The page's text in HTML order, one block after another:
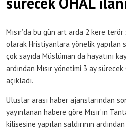
Mısır’da bu gün art arda 2 kere
olarak Hristiyanlara yönelik yapılan
çok sayıda Müslüman da hayatını
ardından Mısır yönetimi 3 ay
açıkladı.
Uluslar arası haber ajanslarından
yayınlanan habere göre Mısır’ın
kilisesine yapılan saldırının